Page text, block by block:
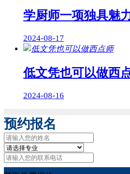
学厨师一项独具魅
2024-08-17
低文凭也可以做西
2024-08-16
预约报名